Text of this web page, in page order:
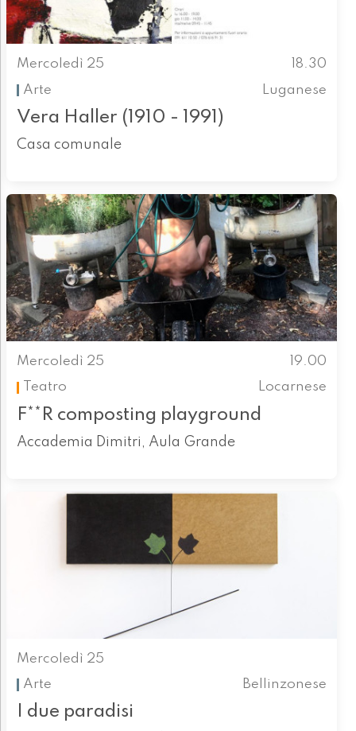
Mercoledì 25
18.30
Arte
Luganese
Vera Haller (1910 - 1991)
Casa comunale
Mercoledì 25
19.00
Teatro
Locarnese
F**R composting playground
Accademia Dimitri, Aula Grande
Mercoledì 25
Arte
Bellinzonese
I due paradisi